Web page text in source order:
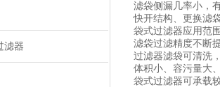
滤器
滤袋侧漏几率小，
快开结构、更换滤
袋式过滤器应用范
滤袋过滤精度不断
过滤器滤袋可清洗
体积小、容污量大
袋式过滤器可承载